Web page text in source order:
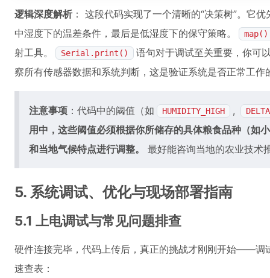
逻辑深度解析 ： 这段代码实现了一个清晰的“决策树”。它
中湿度下的温差条件，最后是低湿度下的保守策略。
map()
射工具。 Serial.print()
语句对于调试至关重要，你可
察所有传感器数据和系统判断，这是验证系统是否正常工作
注意事项 ：代码中的阈值（如 HUMIDITY_HIGH ,
用中，这些阈值必须根据你所储存的具体粮食品种（如
和当地气候特点进行调整。
最好能咨询当地的农业技术
5. 系统调试、优化与现场部署指南
5.1 上电调试与常见问题排查
硬件连接完毕，代码上传后，真正的挑战才刚刚开始——调
速查表：